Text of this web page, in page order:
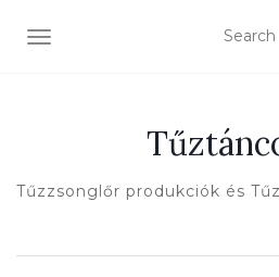
TOGGLE NAVIGATION
Tűzzsonglőr produkciók és